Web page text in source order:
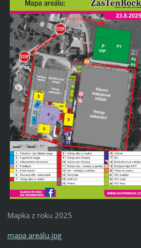
Mapka z roku 2025
mapa areálu.jpg